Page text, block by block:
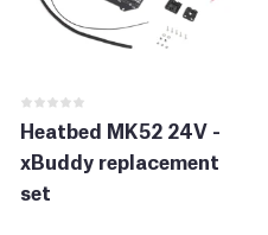
Heatbed MK52 24V -
xBuddy replacement
set